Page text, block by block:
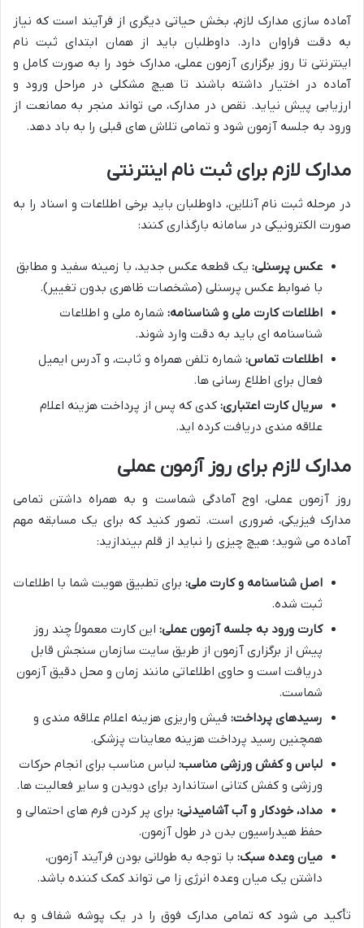
آماده سازی مدارک لازم، بخش حیاتی دیگری از فرآیند است که نیاز
به دقت فراوان دارد. داوطلبان باید از همان ابتدای ثبت نام
اینترنتی تا روز برگزاری آزمون عملی، مدارک خود را به صورت کامل و
آماده در اختیار داشته باشند تا هیچ مشکلی در مراحل ورود و
ارزیابی پیش نیاید. نقص در مدارک، می تواند منجر به ممانعت از
ورود به جلسه آزمون شود و تمامی تلاش های قبلی را به باد دهد.
مدارک لازم برای ثبت نام اینترنتی
در مرحله ثبت نام آنلاین، داوطلبان باید برخی اطلاعات و اسناد را به
صورت الکترونیکی در سامانه بارگذاری کنند:
عکس پرسنلی: یک قطعه عکس جدید، با زمینه سفید و مطابق
با ضوابط عکس پرسنلی (مشخصات ظاهری بدون تغییر).
اطلاعات کارت ملی و شناسنامه: شماره ملی و اطلاعات
شناسنامه ای باید به دقت وارد شوند.
اطلاعات تماس: شماره تلفن همراه و ثابت، و آدرس ایمیل
فعال برای اطلاع رسانی ها.
سریال کارت اعتباری: کدی که پس از پرداخت هزینه اعلام
علاقه مندی دریافت کرده اید.
مدارک لازم برای روز آزمون عملی
روز آزمون عملی، اوج آمادگی شماست و به همراه داشتن تمامی
مدارک فیزیکی، ضروری است. تصور کنید که برای یک مسابقه مهم
آماده می شوید؛ هیچ چیزی را نباید از قلم بیندازید:
اصل شناسنامه و کارت ملی: برای تطبیق هویت شما با اطلاعات
ثبت شده.
کارت ورود به جلسه آزمون عملی: این کارت معمولاً چند روز
پیش از برگزاری آزمون از طریق سایت سازمان سنجش قابل
دریافت است و حاوی اطلاعاتی مانند زمان و محل دقیق آزمون
شماست.
رسیدهای پرداخت: فیش واریزی هزینه اعلام علاقه مندی و
همچنین رسید پرداخت هزینه معاینات پزشکی.
لباس و کفش ورزشی مناسب: لباس مناسب برای انجام حرکات
ورزشی و کفش کتانی استاندارد برای دویدن و سایر فعالیت ها.
مداد، خودکار و آب آشامیدنی: برای پر کردن فرم های احتمالی و
حفظ هیدراسیون بدن در طول آزمون.
میان وعده سبک: با توجه به طولانی بودن فرآیند آزمون،
داشتن یک میان وعده انرژی زا می تواند کمک کننده باشد.
تأکید می شود که تمامی مدارک فوق را در یک پوشه شفاف و به